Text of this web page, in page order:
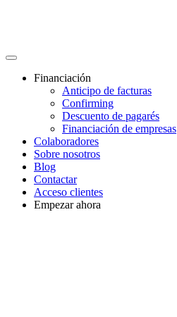
Financiación
Anticipo de facturas
Confirming
Descuento de pagarés
Financiación de empresas
Colaboradores
Sobre nosotros
Blog
Contactar
Acceso clientes
Empezar ahora